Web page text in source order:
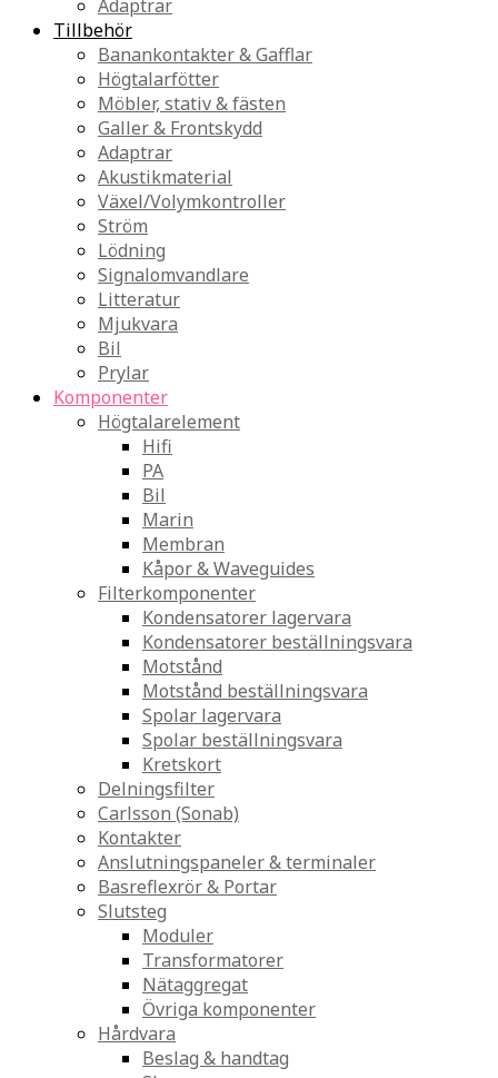
Adaptrar
Tillbehör
Banankontakter & Gafflar
Högtalarfötter
Möbler, stativ & fästen
Galler & Frontskydd
Adaptrar
Akustikmaterial
Växel/Volymkontroller
Ström
Lödning
Signalomvandlare
Litteratur
Mjukvara
Bil
Prylar
Komponenter
Högtalarelement
Hifi
PA
Bil
Marin
Membran
Kåpor & Waveguides
Filterkomponenter
Kondensatorer lagervara
Kondensatorer beställningsvara
Motstånd
Motstånd beställningsvara
Spolar lagervara
Spolar beställningsvara
Kretskort
Delningsfilter
Carlsson (Sonab)
Kontakter
Anslutningspaneler & terminaler
Basreflexrör & Portar
Slutsteg
Moduler
Transformatorer
Nätaggregat
Övriga komponenter
Hårdvara
Beslag & handtag